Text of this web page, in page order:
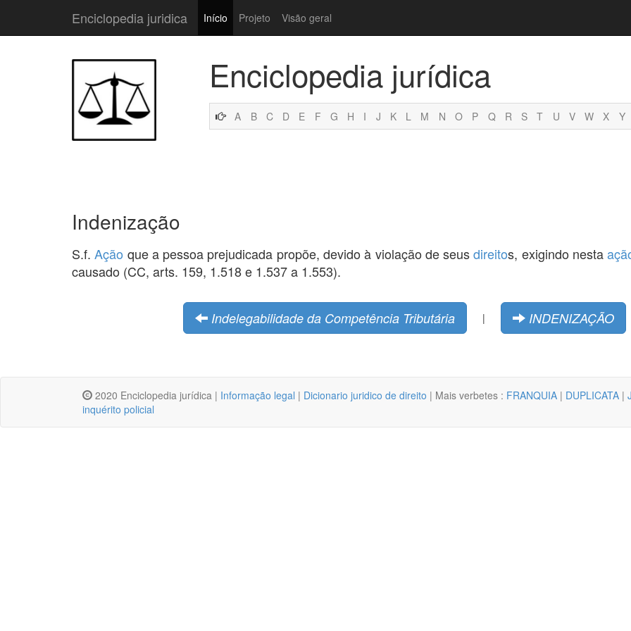
Enciclopedia juridica Início Projeto Visão geral
Enciclopedia jurídica
A B C D E F G H I J K L M N O P Q R S T U V W X Y
Indenização
S.f.Ação que a pessoa prejudicada propõe, devido à violação de seusdireitos, exigindo nesta
causado (CC, arts. 159, 1.518 e 1.537 a 1.553).
Indelegabilidade da Competência Tributária | INDENIZAÇÃO
2020 Enciclopedia jurídica | Informação legal | Dicionario juridico de direito | Mais verbetes : FRANQUIA | DUPLICATA |
inquérito policial